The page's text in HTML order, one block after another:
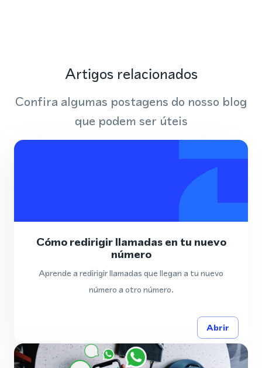
Artigos relacionados
Confira algumas postagens do nosso blog
que podem ser úteis
Cómo redirigir llamadas en tu nuevo
número
Aprende a redirigir llamadas que llegan a tu nuevo
número a otro número.
Abrir